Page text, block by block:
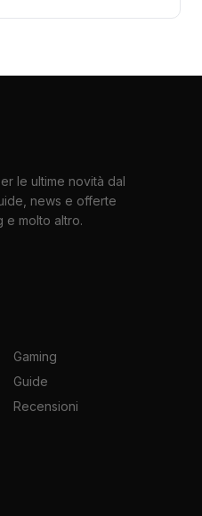
le ultime novità dal
news e offerte
e molto altro.
Gaming
Guide
Recensioni